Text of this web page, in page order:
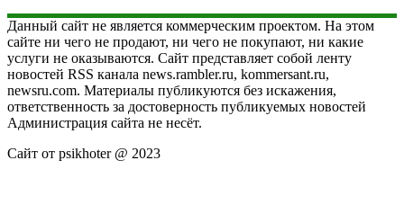
Данный сайт не является коммерческим проектом. На этом
сайте ни чего не продают, ни чего не покупают, ни какие
услуги не оказываются. Сайт представляет собой ленту
новостей RSS канала news.rambler.ru, kommersant.ru,
newsru.com. Материалы публикуются без искажения,
ответственность за достоверность публикуемых новостей
Администрация сайта не несёт.
Сайт от psikhoter @ 2023